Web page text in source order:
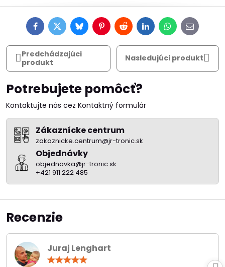
FacebookTwitterBlueskyPinterestRedditLinkedInWhatsApp
E-
mail
Predchádzajúci
produkt
Nasledujúci produkt
Potrebujete pomôcť?
Kontaktujte nás cez Kontaktný formulár
Zákaznícke centrum
zakaznicke.centrum@jr-tronic.sk
Objednávky
objednavka@jr-tronic.sk
+421 911 222 485
Recenzie
Juraj Lenghart